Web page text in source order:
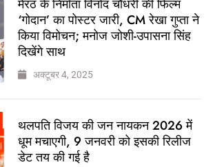
मेरठ के निर्माता विनोद चौधरी की फिल्म
‘गोदान’ का पोस्टर जारी, CM रेखा गुप्ता ने
किया विमोचन; मनोज जोशी-उपासना सिंह
दिखेंगे साथ
अक्टूबर 4, 2025
थलपति विजय की जन नायकन 2026 में
धूम मचाएगी, 9 जनवरी को इसकी रिलीज
डेट तय की गई है